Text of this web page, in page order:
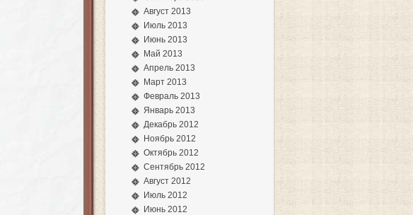
Август 2013
Июль 2013
Июнь 2013
Май 2013
Апрель 2013
Март 2013
Февраль 2013
Январь 2013
Декабрь 2012
Ноябрь 2012
Октябрь 2012
Сентябрь 2012
Август 2012
Июль 2012
Июнь 2012